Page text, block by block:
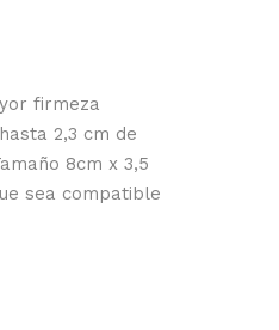
firmeza
2,3 cm de
8cm x 3,5
sea compatible